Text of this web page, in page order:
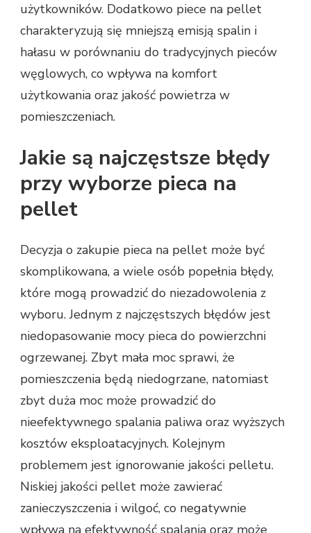
użytkowników. Dodatkowo piece na pellet
charakteryzują się mniejszą emisją spalin i
hałasu w porównaniu do tradycyjnych pieców
węglowych, co wpływa na komfort
użytkowania oraz jakość powietrza w
pomieszczeniach.
Jakie są najczęstsze błędy
przy wyborze pieca na
pellet
Decyzja o zakupie pieca na pellet może być
skomplikowana, a wiele osób popełnia błędy,
które mogą prowadzić do niezadowolenia z
wyboru. Jednym z najczęstszych błędów jest
niedopasowanie mocy pieca do powierzchni
ogrzewanej. Zbyt mała moc sprawi, że
pomieszczenia będą niedogrzane, natomiast
zbyt duża moc może prowadzić do
nieefektywnego spalania paliwa oraz wyższych
kosztów eksploatacyjnych. Kolejnym
problemem jest ignorowanie jakości pelletu.
Niskiej jakości pellet może zawierać
zanieczyszczenia i wilgoć, co negatywnie
wpływa na efektywność spalania oraz może